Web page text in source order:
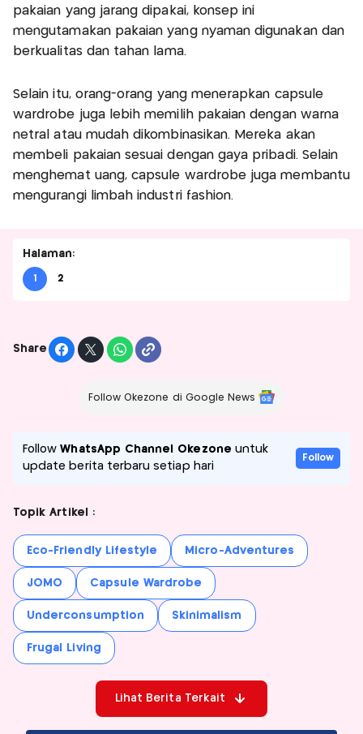
pakaian yang jarang dipakai, konsep ini
mengutamakan pakaian yang nyaman digunakan dan
berkualitas dan tahan lama.
Selain itu, orang-orang yang menerapkan capsule
wardrobe juga lebih memilih pakaian dengan warna
netral atau mudah dikombinasikan. Mereka akan
membeli pakaian sesuai dengan gaya pribadi. Selain
menghemat uang, capsule wardrobe juga membantu
mengurangi limbah industri fashion.
Halaman:
1 2
Share
Follow Okezone di Google News
FollowWhatsApp Channel Okezone untuk
update berita terbaru setiap hari
Follow
Topik Artikel :
Eco-Friendly Lifestyle Micro-Adventures
JOMO Capsule Wardrobe
Underconsumption Skinimalism
Frugal Living
Lihat Berita Terkait